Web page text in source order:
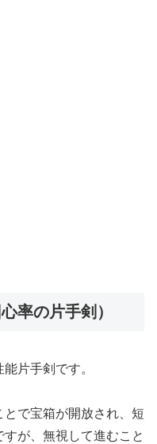
率の片手剣）
片手剣です。
で宝箱が開放され、短
が、無視して進むこと